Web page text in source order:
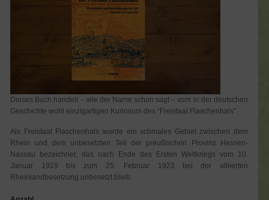
Dieses Buch handelt – wie der Name schon sagt – vom in der deutschen
Geschichte wohl einzigartigen Kuriosum des “Freistaat Flaschenhals”.
Als Freistaat Flaschenhals wurde ein schmales Gebiet zwischen dem
Rhein und dem unbesetzten Teil der preußischen Provinz Hessen-
Nassau bezeichnet, das nach Ende des Ersten Weltkriegs vom 10.
Januar 1919 bis zum 25. Februar 1923 bei der alliierten
Rheinlandbesetzung unbesetzt blieb.